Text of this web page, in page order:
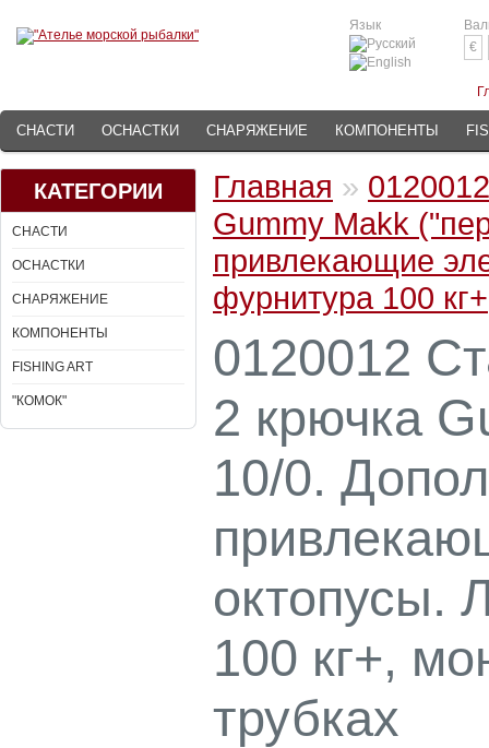
Язык
€
СНАСТИ ОСНАСТКИ СНАРЯЖЕНИЕ КОМПОНЕНТЫ
КАТЕГОРИИ
СНАСТИ
ОСНАСТКИ
СНАРЯЖЕНИЕ
КОМПОНЕНТЫ
FISHING ART
"КОМОК"
Главная »
Gummy Makk
привлекающие
фурнитура 100
0120012
2 крючка
10/0.
октопусы.
100 кг+,
трубках